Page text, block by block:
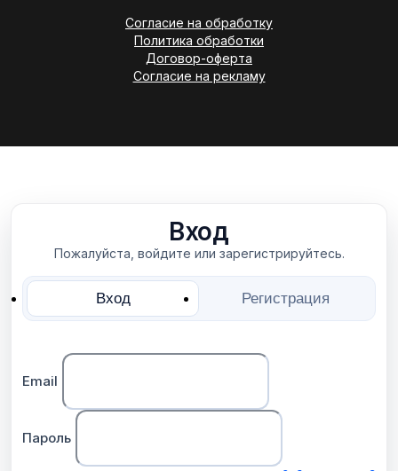
Согласие на обработку
Политика обработки
Договор-оферта
Согласие на рекламу
Вход
Пожалуйста, войдите или зарегистрируйтесь.
Вход Регистрация
Email
Пароль